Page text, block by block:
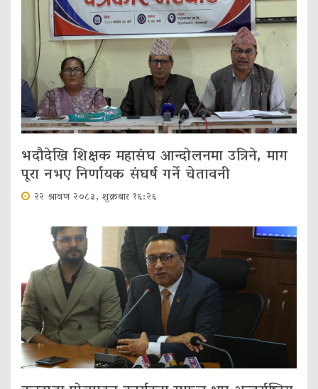
भदौदेखि शिक्षक महासंघ आन्दोलनमा उत्रिने, माग
पूरा नभए निर्णायक संघर्ष गर्ने चेतावनी
२२ श्रावण २०८३, शुक्रबार १६:२६